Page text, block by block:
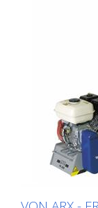
Katram
piemēroti diski.
benzīna vai
sevi ir
marķēšanas
platums: 250
105 kg (210 -
benzīns Honda
platums: 250
sienai: 67 mm
1165 mm (37 x
aprīkojums: